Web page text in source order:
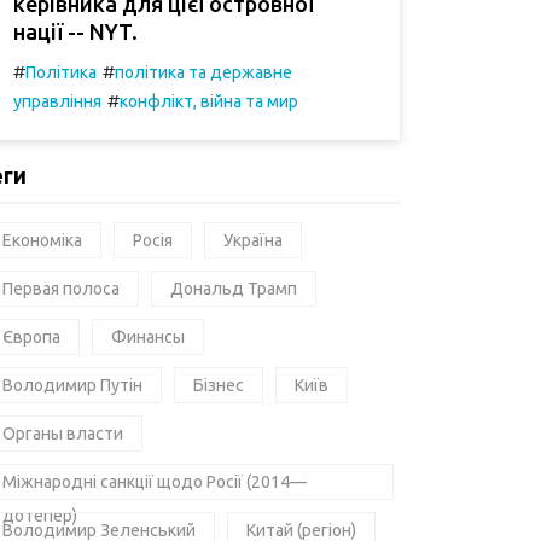
нації -- NYT.
#Політика #політика та державне
управління #конфлікт, війна та мир
Економіка Росія Україна
Первая полоса Дональд Трамп
Європа Финансы
Володимир Путін Бізнес Київ
Органы власти
Міжнародні санкції щодо Росії (2014—
дотепер)
Володимир Зеленський Китай (регіон)